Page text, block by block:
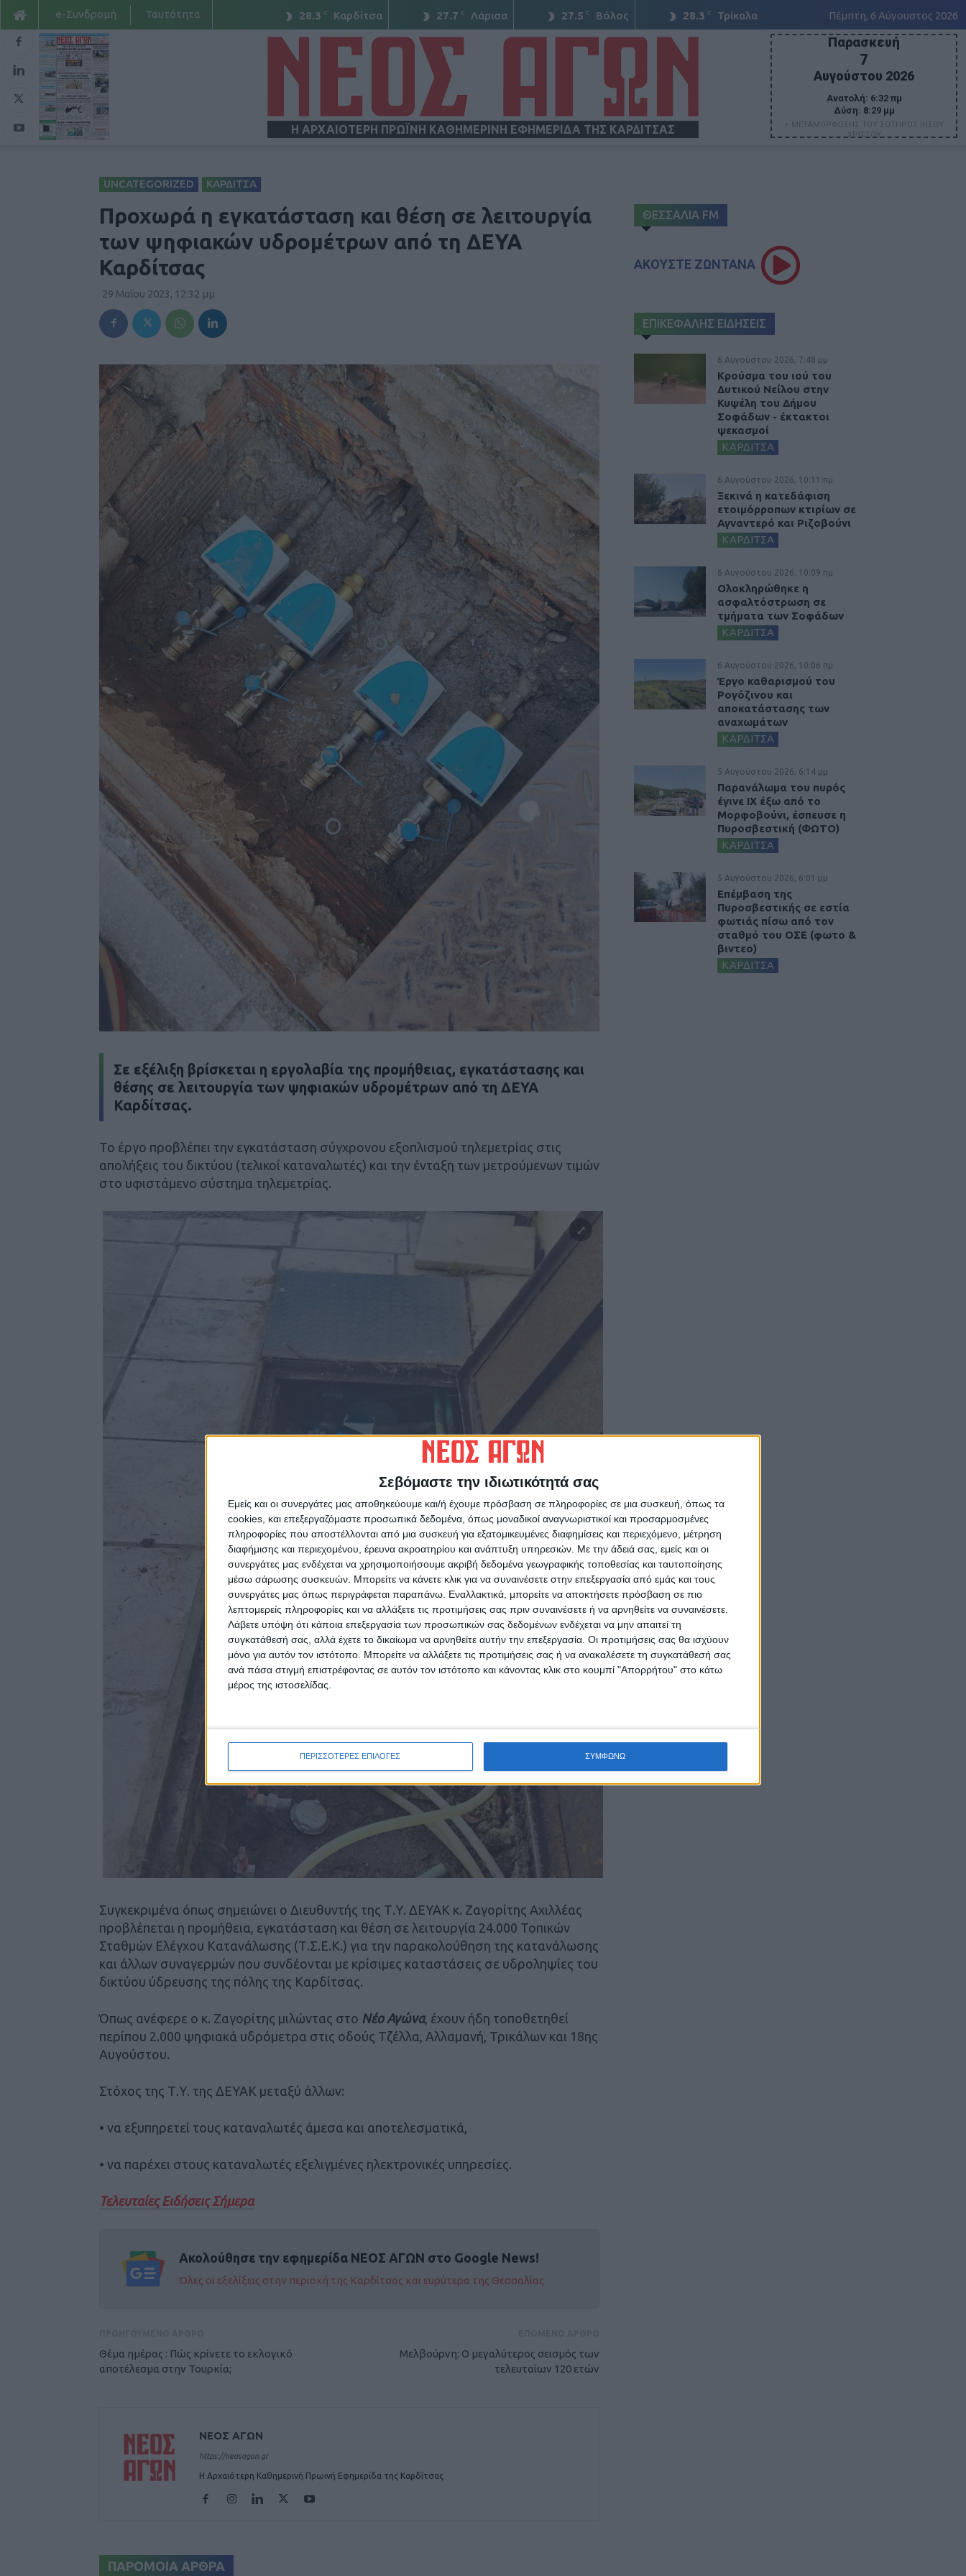
Σεβόμαστε την ιδιωτικότητά σας
Εμείς και οι συνεργάτες μας αποθηκεύουμε και/ή έχουμε πρόσβαση σε πληροφορίες σε μια συσκευή, όπως τα
cookies, και επεξεργαζόμαστε προσωπικά δεδομένα, όπως μοναδικοί αναγνωριστικοί και προσαρμοσμένες
πληροφορίες που αποστέλλονται από μια συσκευή για εξατομικευμένες διαφημίσεις και περιεχόμενο, μέτρηση
διαφήμισης και περιεχομένου, έρευνα ακροατηρίου και ανάπτυξη υπηρεσιών. Με την άδειά σας, εμείς και οι
συνεργάτες μας ενδέχεται να χρησιμοποιήσουμε ακριβή δεδομένα γεωγραφικής τοποθεσίας και ταυτοποίησης
μέσω σάρωσης συσκευών. Μπορείτε να κάνετε κλικ για να συναινέσετε στην επεξεργασία από εμάς και τους
συνεργάτες μας όπως περιγράφεται παραπάνω. Εναλλακτικά, μπορείτε να αποκτήσετε πρόσβαση σε πιο
λεπτομερείς πληροφορίες και να αλλάξετε τις προτιμήσεις σας πριν συναινέσετε ή να αρνηθείτε να συναινέσετε.
Λάβετε υπόψη ότι κάποια επεξεργασία των προσωπικών σας δεδομένων ενδέχεται να μην απαιτεί τη
συγκατάθεσή σας, αλλά έχετε το δικαίωμα να αρνηθείτε αυτήν την επεξεργασία. Οι προτιμήσεις σας θα ισχύουν
μόνο για αυτόν τον ιστότοπο. Μπορείτε να αλλάξετε τις προτιμήσεις σας ή να ανακαλέσετε τη συγκατάθεσή σας
ανά πάσα στιγμή επιστρέφοντας σε αυτόν τον ιστότοπο και κάνοντας κλικ στο κουμπί "Απορρήτου" στο κάτω
μέρος της ιστοσελίδας.
ΠΕΡΙΣΣΟΤΕΡΕΣ ΕΠΙΛΟΓΕΣ ΣΥΜΦΩΝΩ
28.3 C Καρδίτσα 27.7 C Λάρισα 27.5 C Βόλος 28.3 C Τρίκαλα Πέμπτη, 6 Αύγουστος 2026
e-Συνδρομή Ταυτότητα
Η ΑΡΧΑΙΟΤΕΡΗ ΠΡΩΪΝΗ ΚΑΘΗΜΕΡΙΝΗ ΕΦΗΜΕΡΙΔΑ ΤΗΣ ΚΑΡΔΙΤΣΑΣ
Παρασκευή
7
Αυγούστου 2026
Ανατολή: 6:32 πμ
Δύση: 8:29 μμ
+ ΜΕΤΑΜΟΡΦΩΣΗΣ ΤΟΥ ΣΩΤΗΡΟΣ ΙΗΣΟΥ
ΧΡΙΣΤΟΥ
UNCATEGORIZED ΚΑΡΔΙΤΣΑ
Προχωρά η εγκατάσταση και θέση σε λειτουργία
των ψηφιακών υδρομέτρων από τη ΔΕΥΑ
Καρδίτσας
29 Μαΐου 2023, 12:32 μμ
Σε εξέλιξη βρίσκεται η εργολαβία της προμήθειας, εγκατάστασης και
θέσης σε λειτουργία των ψηφιακών υδρομέτρων από τη ΔΕΥΑ
Καρδίτσας.
Το έργο προβλέπει την εγκατάσταση σύγχρονου εξοπλισμού τηλεμετρίας στις
απολήξεις του δικτύου (τελικοί καταναλωτές) και την ένταξη των μετρούμενων τιμών
στο υφιστάμενο σύστημα τηλεμετρίας.
Συγκεκριμένα όπως σημειώνει ο Διευθυντής της Τ.Υ. ΔΕΥΑΚ κ. Ζαγορίτης Αχιλλέας
προβλέπεται η προμήθεια, εγκατάσταση και θέση σε λειτουργία 24.000 Τοπικών
Σταθμών Ελέγχου Κατανάλωσης (Τ.Σ.Ε.Κ.) για την παρακολούθηση της κατανάλωσης
και άλλων συναγερμών που συνδέονται με κρίσιμες καταστάσεις σε υδροληψίες του
δικτύου ύδρευσης της πόλης της Καρδίτσας.
Όπως ανέφερε ο κ. Ζαγορίτης μιλώντας στο Νέο Αγώνα, έχουν ήδη τοποθετηθεί
περίπου 2.000 ψηφιακά υδρόμετρα στις οδούς Τζέλλα, Αλλαμανή, Τρικάλων και 18ης
Αυγούστου.
Στόχος της Τ.Υ. της ΔΕΥΑΚ μεταξύ άλλων:
• να εξυπηρετεί τους καταναλωτές άµεσα και αποτελεσµατικά,
• να παρέχει στους καταναλωτές εξελιγμένες ηλεκτρονικές υπηρεσίες.
Τελευταίες Ειδήσεις Σήμερα
Ακολούθησε την εφημερίδα ΝΕΟΣ ΑΓΩΝ στο Google News!
Όλες οι εξελίξεις στην περιοχή της Καρδίτσας και ευρύτερα της Θεσσαλίας
Θέμα ημέρας : Πώς κρίνετε το εκλογικό
αποτέλεσμα στην Τουρκία;
Μελβούρνη: Ο μεγαλύτερος σεισμός των
τελευταίων 120 ετών
ΝΕΟΣ ΑΓΩΝ
https://neosagon.gr
Η Αρχαιότερη Καθημερινή Πρωινή Εφημερίδα της Καρδίτσας
ΠΑΡΟΜΟΙΑ ΑΡΘΡΑ
ΘΕΣΣΑΛΙΑ FM
ΑΚΟΥΣΤΕ ΖΩΝΤΑΝΑ
ΕΠΙΚΕΦΑΛΗΣ ΕΙΔΗΣΕΙΣ
6 Αυγούστου 2026, 7:48 μμ
Κρούσμα του ιού του
Δυτικού Νείλου στην
Κυψέλη του Δήμου
Σοφάδων - έκτακτοι
ψεκασμοί
ΚΑΡΔΙΤΣΑ
6 Αυγούστου 2026, 10:11 πμ
Ξεκινά η κατεδάφιση
ετοιμόρροπων κτιρίων σε
Αγναντερό και Ριζοβούνι
ΚΑΡΔΙΤΣΑ
6 Αυγούστου 2026, 10:09 πμ
Ολοκληρώθηκε η
ασφαλτόστρωση σε
τμήματα των Σοφάδων
ΚΑΡΔΙΤΣΑ
6 Αυγούστου 2026, 10:06 πμ
Έργο καθαρισμού του
Ρογόζινου και
αποκατάστασης των
αναχωμάτων
ΚΑΡΔΙΤΣΑ
5 Αυγούστου 2026, 6:14 μμ
Παρανάλωμα του πυρός
έγινε ΙΧ έξω από το
Μορφοβούνι, έσπευσε η
Πυροσβεστική (ΦΩΤΟ)
ΚΑΡΔΙΤΣΑ
5 Αυγούστου 2026, 6:01 μμ
Επέμβαση της
Πυροσβεστικής σε εστία
φωτιάς πίσω από τον
σταθμό του ΟΣΕ (φωτο &
βιντεο)
ΚΑΡΔΙΤΣΑ